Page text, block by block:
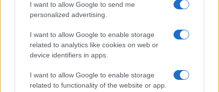
I want to allow Google to send me
personalized advertising.
I want to allow Google to enable storage
related to analytics like cookies on web or
device identifiers in apps.
I want to allow Google to enable storage
related to functionality of the website or app.